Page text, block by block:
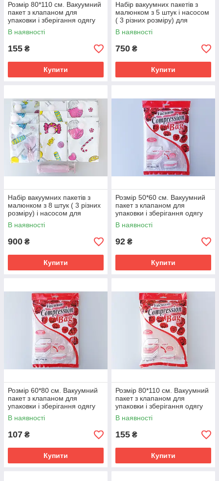
Розмір 80*110 см. Вакуумний
пакет з клапаном для
упаковки і зберігання одягу
ароматизований "Лаванда".
В наявності
155 ₴
Купити
Набір вакуумних пакетів з
малюнком з 5 штук і насосом
( 3 різних розміру) для
пакування і зберігання одягу.
В наявності
750 ₴
Купити
Набір вакуумних пакетів з
малюнком з 8 штук ( 3 різних
розміру) і насосом для
упаковки та зберігання одягу.
В наявності
900 ₴
Купити
Розмір 50*60 см. Вакуумний
пакет з клапаном для
упаковки і зберігання одягу
ароматизований "Троянда".
В наявності
92 ₴
Купити
Розмір 60*80 см. Вакуумний
пакет з клапаном для
упаковки і зберігання одягу
ароматизований "Троянда".
В наявності
107 ₴
Купити
Розмір 80*110 см. Вакуумний
пакет з клапаном для
упаковки і зберігання одягу
ароматизований "Троянда".
В наявності
155 ₴
Купити